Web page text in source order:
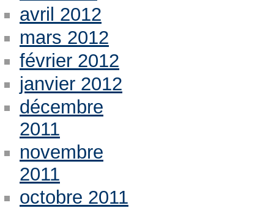
avril 2012
mars 2012
février 2012
janvier 2012
décembre
2011
novembre
2011
octobre 2011